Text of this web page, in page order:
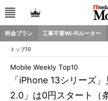
料金プラン 工事不要Wi-Fiルーター
トップ10
「iPhone 13シリーズ
2.0」は0円スタート（
Mobile Weekly Top10